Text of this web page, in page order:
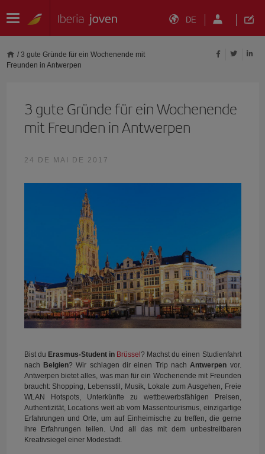
DE
/ 3 gute Gründe für ein Wochenende mit
Freunden in Antwerpen
3 gute Gründe für ein Wochenende
mit Freunden in Antwerpen
24 DE MAI DE 2017
Bist du Erasmus-Student in Brüssel? Machst du einen Studienfahrt
nach Belgien? Wir schlagen dir einen Trip nach Antwerpen vor.
Antwerpen bietet alles, was man für ein Wochenende mit Freunden
braucht: Shopping, Lebensstil, Musik, Lokale zum Ausgehen, Freie
WLAN Hotspots, Unterkünfte zu wettbewerbsfähigen Preisen,
Authentizität, Locations weit ab vom Massentourismus, einzigartige
Erfahrungen und Orte, um auf Einheimische zu treffen, die gerne
ihre Erfahrungen teilen. Und all das mit dem unbestreitbaren
Kreativsiegel einer Modestadt.